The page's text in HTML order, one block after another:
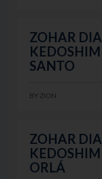
ZOHAR
KEDOSHIM
SANTO
BY ZION
ZOHAR
KEDOSHIM
ORLÁ